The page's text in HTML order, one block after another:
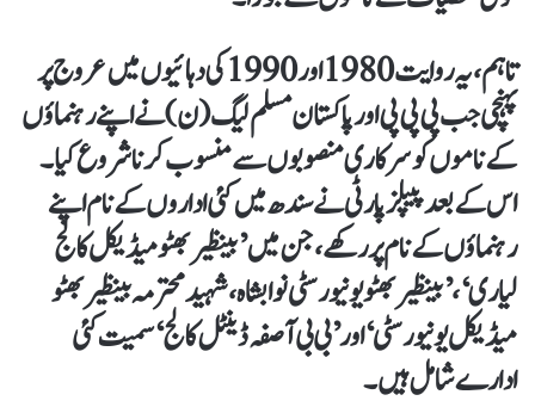
تاہم، یہ روایت 1980 اور 1990 کی دہائیوں میں عروج پر
پہنچی جب پی پی پی اور پاکستان مسلم لیگ (ن) نے اپنے رہنماؤں
کے ناموں کو سرکاری منصوبوں سے منسوب کرنا شروع کیا۔
اس کے بعد پیپلز پارٹی نے سندھ میں کئی اداروں کے نام اپنے
رہنماؤں کے نام پر رکھے، جن میں ’بینظیر بھٹو میڈیکل کالج
لیاری‘، ’بینظیر بھٹو یونیورسٹی نوابشاہ، شہید محترمہ بینظیر بھٹو
میڈیکل یونیورسٹی‘ اور ’بی بی آصفہ ڈینٹل کالج‘ سمیت کئی
ادارے شامل ہیں۔